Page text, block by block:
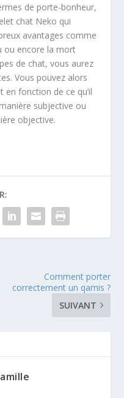
de porte-bonheur,
chat Neko qui
avantages comme
ou encore la mort
de chat, vous aurez
Vous pouvez alors
fonction de ce qu’il
subjective ou
objective.
Comment porter
correctement un qamis ?
SUIVANT